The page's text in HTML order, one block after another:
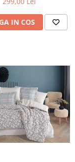
IN COS